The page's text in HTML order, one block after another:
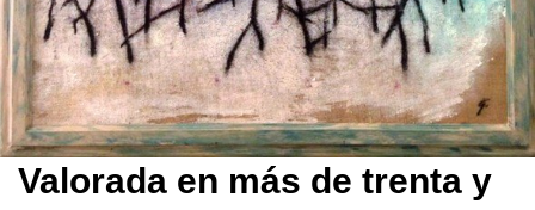
Valorada en más de trenta y